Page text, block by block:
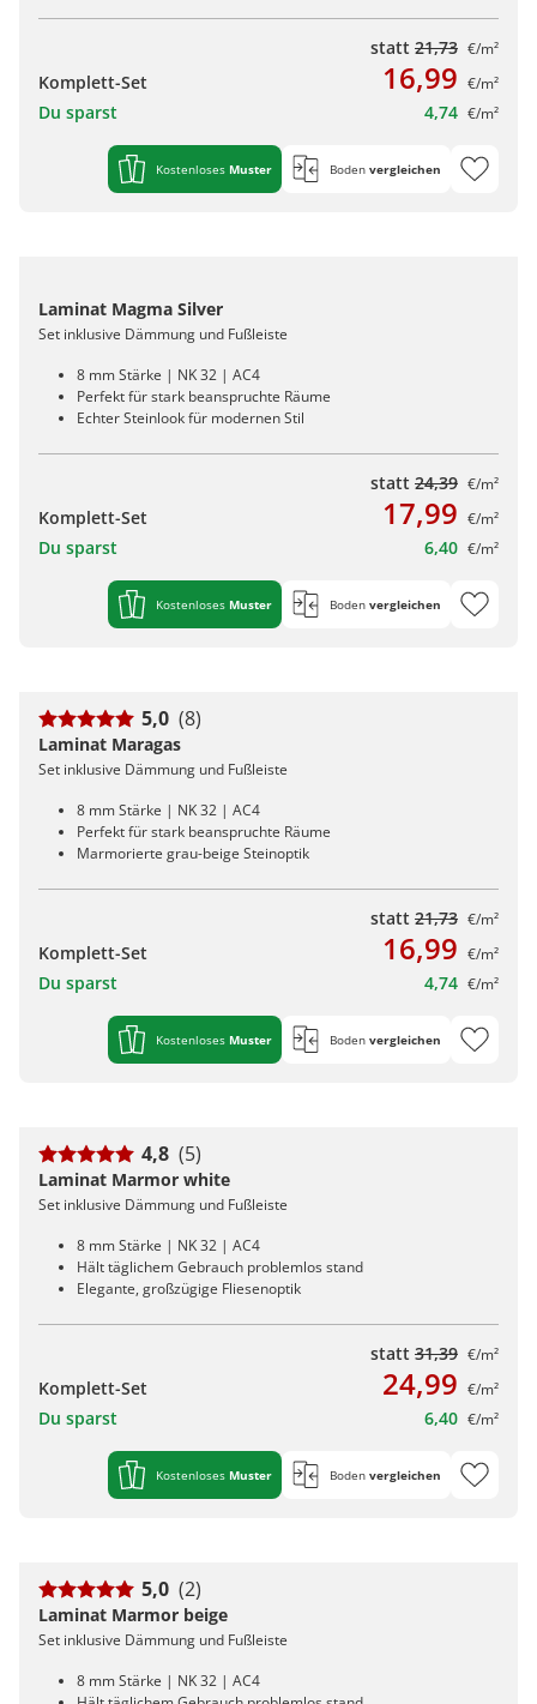
statt 21,73 €/m²
Komplett-Set 16,99 €/m²
Du sparst 4,74 €/m²
Kostenloses Muster Boden vergleichen
Laminat Magma Silver
Set inklusive Dämmung und Fußleiste
8 mm Stärke | NK 32 | AC4
Perfekt für stark beanspruchte Räume
Echter Steinlook für modernen Stil
statt 24,39 €/m²
Komplett-Set 17,99 €/m²
Du sparst 6,40 €/m²
Kostenloses Muster Boden vergleichen
5,0 (8)
Laminat Maragas
Set inklusive Dämmung und Fußleiste
8 mm Stärke | NK 32 | AC4
Perfekt für stark beanspruchte Räume
Marmorierte grau-beige Steinoptik
statt 21,73 €/m²
Komplett-Set 16,99 €/m²
Du sparst 4,74 €/m²
Kostenloses Muster Boden vergleichen
4,8 (5)
Laminat Marmor white
Set inklusive Dämmung und Fußleiste
8 mm Stärke | NK 32 | AC4
Hält täglichem Gebrauch problemlos stand
Elegante, großzügige Fliesenoptik
statt 31,39 €/m²
Komplett-Set 24,99 €/m²
Du sparst 6,40 €/m²
Kostenloses Muster Boden vergleichen
5,0 (2)
Laminat Marmor beige
Set inklusive Dämmung und Fußleiste
8 mm Stärke | NK 32 | AC4